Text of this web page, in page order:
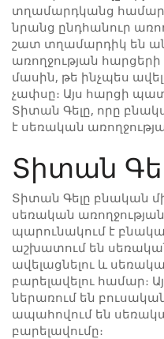
տղամարդկանց համար,
նրանց ընդհանուր
շատ տղամարդիկ են
առողջության
մասին, թե ինչպես
չափսը։ Այս հարցի
Տիտան Գելը, որը
է սեռական
Տիտան
Տիտան Գելը բնական
սեռական
պարունակում է
աշխատում են
ավելացնելու և
բարելավելու համար։
ներառում են
ապահովում են
բարելավումը։